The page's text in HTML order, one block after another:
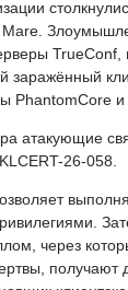
Mare.
TrueConf,
заражённый
PhantomCore
атакующие
26-058.
через
получают